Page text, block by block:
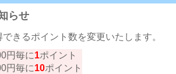
らせ
きるポイント数を変更いたします。
円毎に1ポイント
円毎に10ポイント